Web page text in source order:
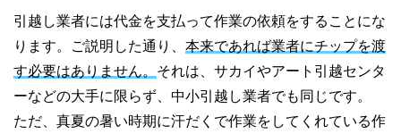
引越し業者には代金を支払って作業の依頼をすることにな
ります。ご説明した通り、 本来であれば業者にチップを渡
す必要はありません。 それは、サカイやアート引越センタ
ーなどの大手に限らず、中小引越し業者でも同じです。
ただ、真夏の暑い時期に汗だくで作業をしてくれている作